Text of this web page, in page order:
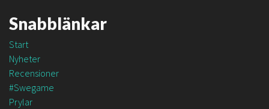
Snabblänkar
Start
Nyheter
Recensioner
#Swegame
Prylar